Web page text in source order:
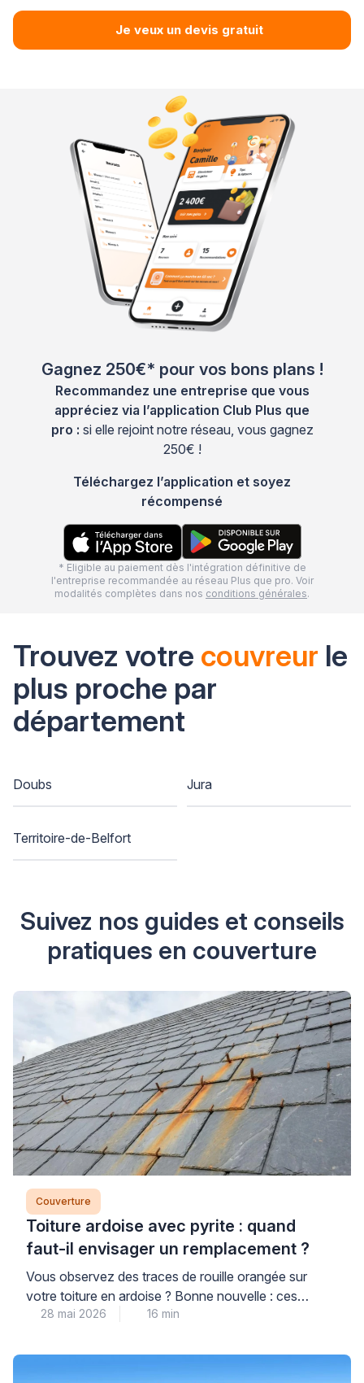
Je veux un devis gratuit
Gagnez 250€* pour vos bons plans !
Recommandez une entreprise que vous
appréciez via l’application Club Plus que
pro : si elle rejoint notre réseau, vous gagnez
250€ !
Téléchargez l’application et soyez
récompensé
* Eligible au paiement dès l'intégration définitive de
l'entreprise recommandée au réseau Plus que pro. Voir
modalités complètes dans nos conditions générales.
Trouvez votre couvreur le
plus proche par
département
Doubs Jura
Territoire-de-Belfort
Suivez nos guides et conseils
pratiques en couverture
Couverture
Toiture ardoise avec pyrite : quand
faut-il envisager un remplacement ?
Vous observez des traces de rouille orangée sur
votre toiture en ardoise ? Bonne nouvelle : ces
taches dues à la pyrite ne signifient pas forcément
surface représente un simple défaut esthétique sans
28 mai 2026 16 min